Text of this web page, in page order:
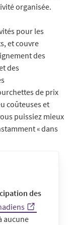
organisée.
pour les
et couvre
des
des
de prix
coûteuses et
puissiez mieux
« dans
des
aucune